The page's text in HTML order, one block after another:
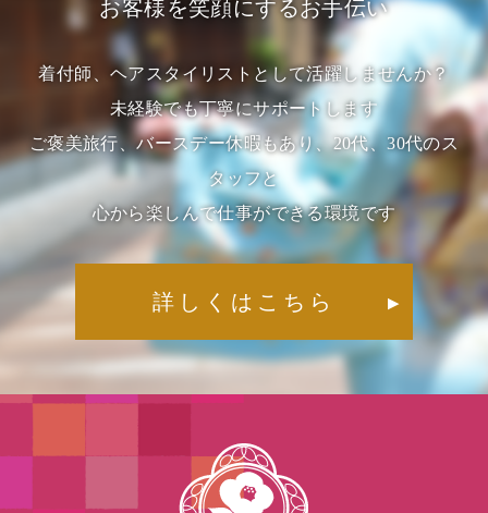
お客様を笑顔にするお手伝い
着付師、ヘアスタイリストとして活躍しませんか？
未経験でも丁寧にサポートします
ご褒美旅行、バースデー休暇もあり、20代、30代のス
タッフと
心から楽しんで仕事ができる環境です
詳しくはこちら ▶︎